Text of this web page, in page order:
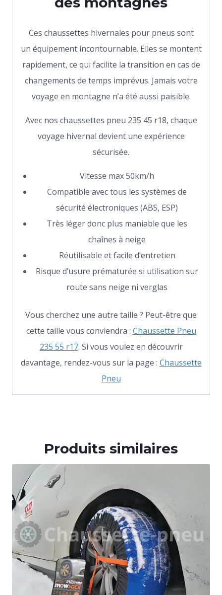
Ces chaussettes hivernales pour pneus sont
un équipement incontournable. Elles se montent
rapidement, ce qui facilite la transition en cas de
changements de temps imprévus. Jamais votre
voyage en montagne n’a été aussi paisible.
Avec nos chaussettes pneu 235 45 r18, chaque
voyage hivernal devient une expérience
sécurisée.
Vitesse max 50km/h
Compatible avec tous les systèmes de
sécurité électroniques (ABS, ESP)
Très léger donc plus maniable que les
chaînes à neige
Réutilisable et facile d’entretien
Risque d’usure prématurée si utilisation sur
route sans neige ni verglas
Vous cherchez une autre taille ? Peut-être que
cette taille vous conviendra : Chaussette Pneu
235 55 r17. Si vous voulez en découvrir
davantage, rendez-vous sur la page : Chaussette
Pneu
Produits similaires